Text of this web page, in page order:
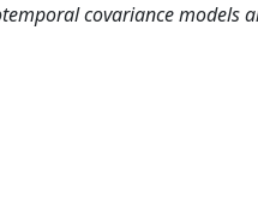
covariance models